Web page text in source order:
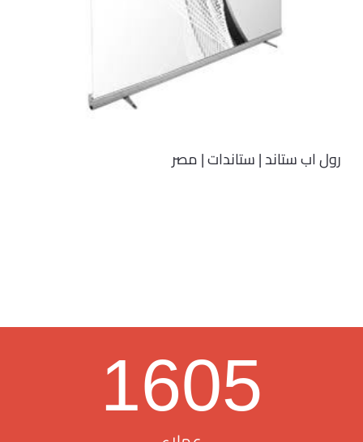
رول اب ستاند | ستاندات | مصر
1605